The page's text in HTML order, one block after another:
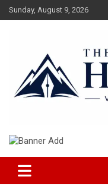
Skip
to
Sunday, August 9, 2026
The Hillpost